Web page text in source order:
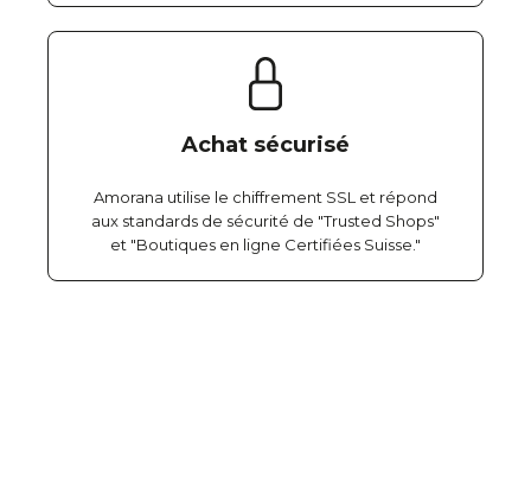
Achat sécurisé
Amorana utilise le chiffrement SSL et répond
aux standards de sécurité de "Trusted Shops"
et "Boutiques en ligne Certifiées Suisse."